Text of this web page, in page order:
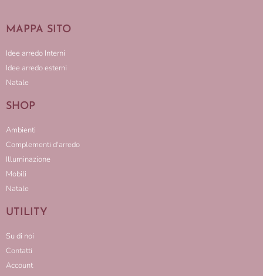
MAPPA SITO
Idee arredo Interni
Idee arredo esterni
Natale
SHOP
Ambienti
Complementi d'arredo
Illuminazione
Mobili
Natale
UTILITY
Su di noi
Contatti
Account